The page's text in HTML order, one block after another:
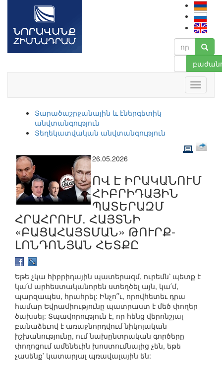
Տարածաշրջանային և էներգետիկ
անվտանգություն
Տեղեկատվական անվտանգություն
26.05.2026
ՈՎ Է ԻՐԱԿԱՆՈՒՄ
ՀԻԲՐԻԴԱՅԻՆ
ՊԱՏԵՐԱԶՄ
ՀՐԱՀՐՈՒՄ. ՀԱՅՏՆԻ
«ԲԱՑԱՀԱՅՏՄԱՆ» ԹՈՒՐՔ-
ԼՈՆԴՈՆՅԱՆ ՀԵՏՔԸ
Եթե չկա հիբրիդային պատերազմ, ուրեմն՝ պետք է
կա՛մ արհեստականորեն ստեղծել այն, կա՛մ,
պարզապես, հրահրել: Ինչո՞ւ, որովհետեւ դրա
համար Եվրամիությունը պատրաստ է մեծ փողեր
ծախսել: Տպավորություն է, որ հենց վերոնշյալ
բանաձեւով է առաջնորդվում նիկոլական
իշխանությունը, ում նախընտրական գործերը
փողոցում ամենեւին խոստումնալից չեն, եթե
չասենք՝ կատարյալ պռավալային են: